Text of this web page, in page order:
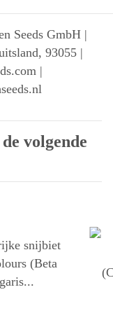
Seeds GmbH |
93055 |
|
volgende